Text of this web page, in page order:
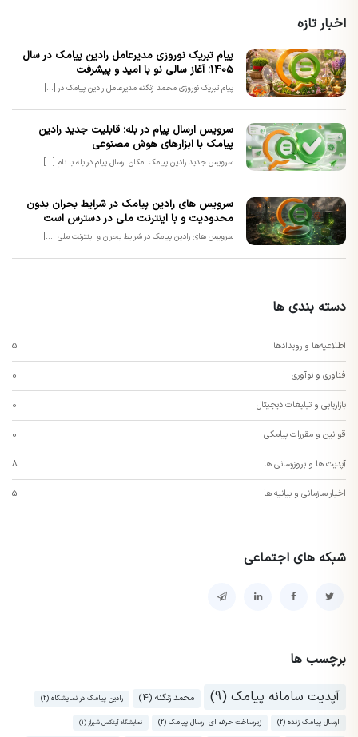
اخبار تازه
پیام تبریک نوروزی مدیرعامل رادین پیامک در سال
1405؛ آغاز سالی نو با امید و پیشرفت
پیام تبریک نوروزی محمد زنگنه مدیرعامل رادین پیامک در [...]
سرویس ارسال پیام در بله؛ قابلیت جدید رادین
پیامک با ابزارهای هوش مصنوعی
سرویس جدید رادین پیامک امکان ارسال پیام در بله با نام [...]
سرویس های رادین پیامک در شرایط بحران بدون
محدودیت و با اینترنت ملی در دسترس است
سرویس های رادین پیامک در شرایط بحران و اینترنت ملی [...]
دسته بندی ها
اطلاعیه‌ها و رویدادها 5
فناوری و نوآوری 0
بازاریابی و تبلیغات دیجیتال 0
قوانین و مقررات پیامکی 0
آپدیت ها و بروزرسانی ها 8
اخبار سازمانی و بیانیه ها 5
شبکه های اجتماعی
برچسب ها
آپدیت سامانه پیامک (9)
محمد زنگنه (4) رادین پیامک در نمایشگاه (2)
ارسال پیامک زنده (2) زیرساخت حرفه ای ارسال پیامک (2) نمایشگاه آیتکس شیراز (1)